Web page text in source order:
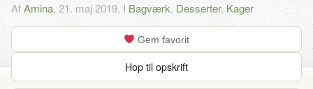
AfAmina, 21. maj 2019, I Bagværk, Desserter, Kager
Gem favorit
Hop til opskrift